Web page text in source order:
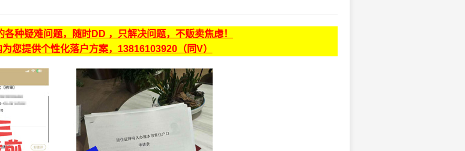
种疑难问题，随时DD ，只解决问题，不贩卖焦虑！
您提供个性化落户方案，13816103920（同V）